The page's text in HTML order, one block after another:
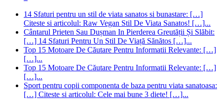
14 Sfaturi pentru un stil de viata sanatos si bunastare: […]
Citeste si articolul: Raw Vegan Stil De Viata Sanatos! […]...
Cântarul Prieten Sau Dușman In Pierderea Greutății Și Slăbit:
[…] 14 Sfaturi Pentru Un Stil De Viață Sănătos […]...
Top 15 Motoare De Căutare Pentru Informatii Relevante: […]
[…]...
Top 15 Motoare De Căutare Pentru Informatii Relevante: […]
[…]...
Sport pentru copii componenta de baza pentru viata sanatoasa:
[…] Citeste si articolul: Cele mai bune 3 diete! […]...